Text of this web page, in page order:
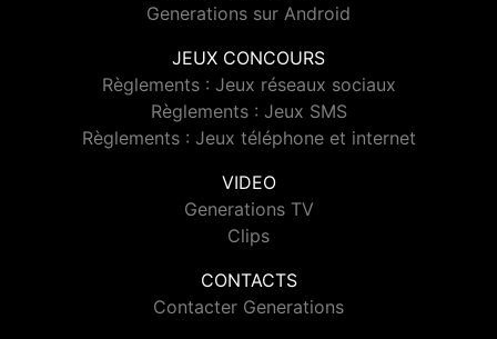
Generations sur Android
JEUX CONCOURS
Règlements : Jeux réseaux sociaux
Règlements : Jeux SMS
Règlements : Jeux téléphone et internet
VIDEO
Generations TV
Clips
CONTACTS
Contacter Generations